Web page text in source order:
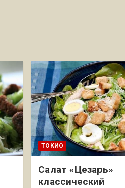
ТОКИО
Салат «Цезарь»
классический